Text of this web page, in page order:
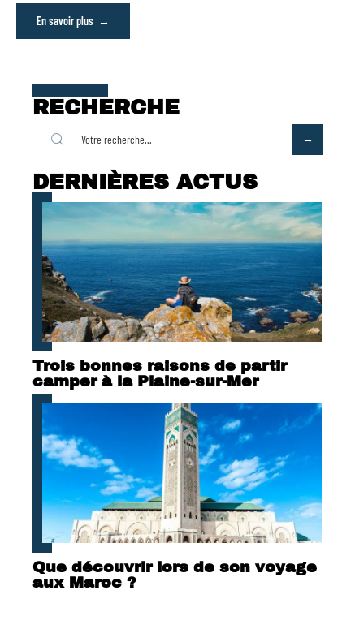
En savoir plus
RECHERCHE
DERNIÈRES ACTUS
Trois bonnes raisons de partir
camper à la Plaine-sur-Mer
Que découvrir lors de son voyage
aux Maroc ?